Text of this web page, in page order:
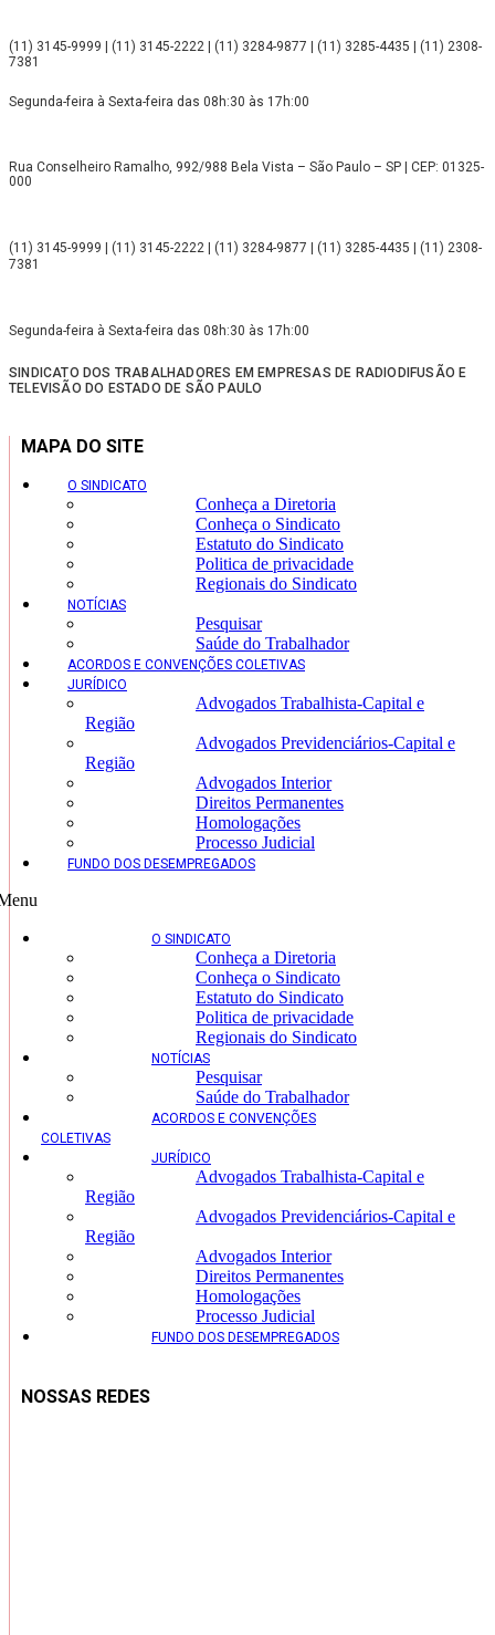
(11) 3145-9999 | (11) 3145-2222 | (11) 3284-9877 | (11) 3285-4435 | (11) 2308-
7381
Segunda-feira à Sexta-feira das 08h:30 às 17h:00
Rua Conselheiro Ramalho, 992/988 Bela Vista – São Paulo – SP | CEP: 01325-
000
(11) 3145-9999 | (11) 3145-2222 | (11) 3284-9877 | (11) 3285-4435 | (11) 2308-
7381
Segunda-feira à Sexta-feira das 08h:30 às 17h:00
SINDICATO DOS TRABALHADORES EM EMPRESAS DE RADIODIFUSÃO E
TELEVISÃO DO ESTADO DE SÃO PAULO
MAPA DO SITE
O SINDICATO
Conheça a Diretoria
Conheça o Sindicato
Estatuto do Sindicato
Politica de privacidade
Regionais do Sindicato
NOTÍCIAS
Pesquisar
Saúde do Trabalhador
ACORDOS E CONVENÇÕES COLETIVAS
JURÍDICO
Advogados Trabalhista-Capital e
Região
Advogados Previdenciários-Capital e
Região
Advogados Interior
Direitos Permanentes
Homologações
Processo Judicial
FUNDO DOS DESEMPREGADOS
O SINDICATO
Conheça a Diretoria
Conheça o Sindicato
Estatuto do Sindicato
Politica de privacidade
Regionais do Sindicato
NOTÍCIAS
Pesquisar
Saúde do Trabalhador
ACORDOS E CONVENÇÕES
COLETIVAS
JURÍDICO
Advogados Trabalhista-Capital e
Região
Advogados Previdenciários-Capital e
Região
Advogados Interior
Direitos Permanentes
Homologações
Processo Judicial
FUNDO DOS DESEMPREGADOS
NOSSAS REDES